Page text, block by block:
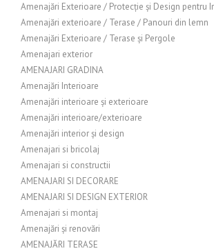
Amenajări Exterioare / Protecție și Design pentru
Amenajări exterioare / Terase / Panouri din lemn
Amenajări Exterioare / Terase și Pergole
Amenajari exterior
AMENAJARI GRADINA
Amenajări Interioare
Amenajări interioare și exterioare
Amenajări interioare/exterioare
Amenajări interior și design
Amenajari si bricolaj
Amenajari si constructii
AMENAJARI SI DECORARE
AMENAJARI SI DESIGN EXTERIOR
Amenajari si montaj
Amenajări și renovări
AMENAJĂRI TERASE